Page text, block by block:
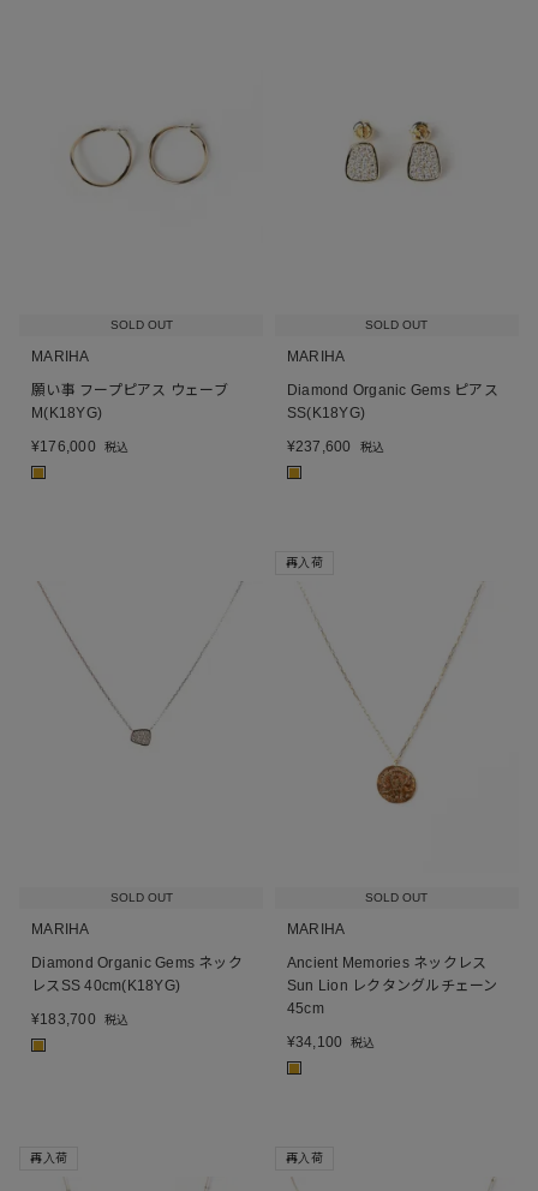
SOLD OUT
MARIHA
願い事 フープピアス ウェーブ
M(K18YG)
¥176,000 税込
■
SOLD OUT
MARIHA
Diamond Organic Gems ピアス
SS(K18YG)
¥237,600 税込
■
SOLD OUT
MARIHA
Diamond Organic Gems ネック
レスSS 40cm(K18YG)
¥183,700 税込
SOLD OUT
再入荷
MARIHA
Ancient Memories ネックレス
Sun Lion レクタングルチェーン
45cm
¥34,100 税込
再入荷 再入荷